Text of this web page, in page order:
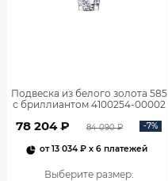
Подвеска из белого золота 585
с бриллиантом 4100254-00002
78 204 ₽ 84 090 ₽ -7%
от13 034 ₽ x 6 платежей
Выберите размер: